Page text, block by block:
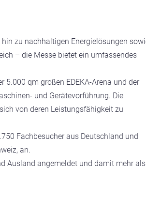
zu nachhaltigen Energielösungen
– die Messe bietet ein umfassendes
5.000 qm großen EDEKA-Arena und der
und Gerätevorführung. Die
von deren Leistungsfähigkeit zu
Fachbesucher aus Deutschland und
an.
Ausland angemeldet und damit mehr